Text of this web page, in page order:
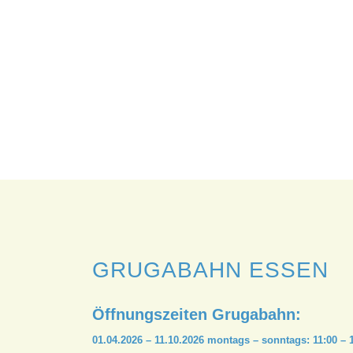
GRUGABAHN ESSEN
Öffnungszeiten Grugabahn:
01.04.2026 – 11.10.2026 montags – sonntags: 11:00 –